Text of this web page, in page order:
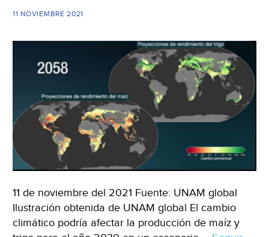
11 NOVIEMBRE 2021
11 de noviembre del 2021 Fuente: UNAM global
Ilustración obtenida de UNAM global El cambio
climático podría afectar la producción de maíz y